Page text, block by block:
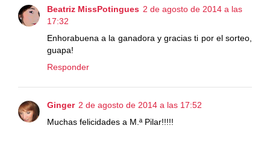
Beatriz MissPotingues 2 de agosto de 2014 a las
17:32
Enhorabuena a la ganadora y gracias ti por el sorteo,
guapa!
Responder
Ginger 2 de agosto de 2014 a las 17:52
Muchas felicidades a M.ª Pilar!!!!!